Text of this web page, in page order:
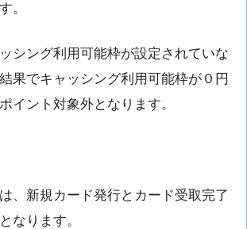
。
シング利用可能枠が設定されていな
果でキャッシング利用可能枠が０円
イント対象外となります。
、新規カード発行とカード受取完了
なります。